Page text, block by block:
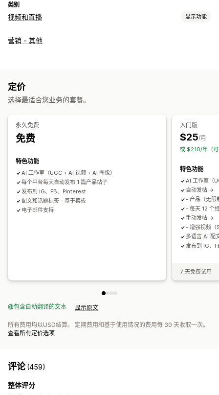
类别
视频和直播 显示功能
视频管理
视频编辑
营销 - 其他
定价
选择最适合您业务的套餐。
永久免费
免费
特色功能
AI 工作室（UGC + AI 视频 + AI 图像）
每个平台每天自动发布 1 篇产品帖子
发布到 IG、FB、Pinterest
配文和话题标签 - 基于模板
电子邮件支持
入门版
$25/月
或 $210/年（
特色功能
AI 工作室（
自动发帖 ->
- 产品（无限
- 每天 12 个
手动发帖 ->
- 增强视频（
多语言 AI 配
发布到 IG、
7 天免费试用
包含自动翻译的文本 显示原文
所有费用均以USD结算。 定期费用和基于使用情况的费用每 30 天收取一次。
查看所有定价选项
评论(459)
整体评分